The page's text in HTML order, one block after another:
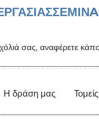
σας, αναφέρετε
Η δράση μας